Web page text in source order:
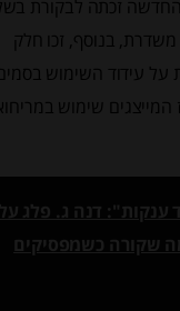
זכתה לבקורת
משדרת, בנוסף, זכו חלק
על עידוד השימוש
המייצגים שימוש
ענקות": דנה ג. פלג על
שקורה כשמפסיקים